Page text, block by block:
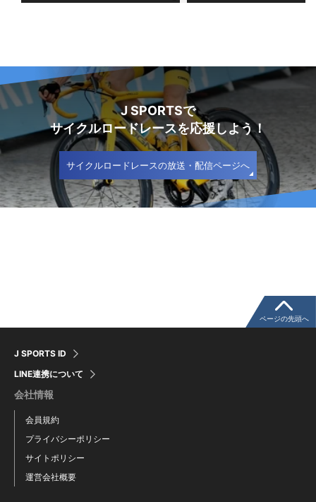
J SPORTSで
サイクルロードレースを応援しよう！
サイクルロードレースの放送・配信ページへ
J SPORTS ID
LINE連携について
会社情報
会員規約
プライバシーポリシー
サイトポリシー
運営会社概要
ページの先頭へ